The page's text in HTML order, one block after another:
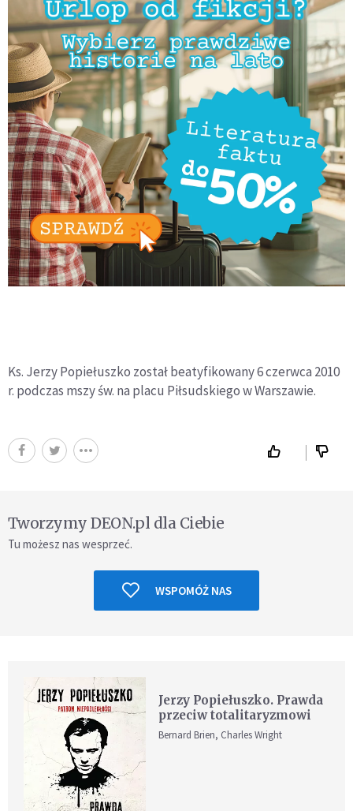
Ks. Jerzy Popiełuszko został beatyfikowany 6 czerwca 2010
r. podczas mszy św. na placu Piłsudskiego w Warszawie.
Tworzymy DEON.pl dla Ciebie
Tu możesz nas wesprzeć.
WSPOMÓŻ NAS
Jerzy Popiełuszko. Prawda
przeciw totalitaryzmowi
Bernard Brien, Charles Wright